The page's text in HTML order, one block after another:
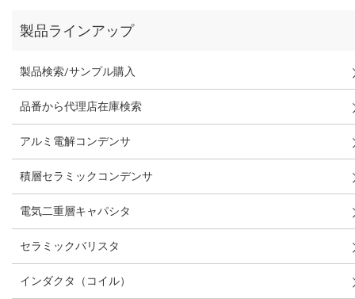
製品ラインアップ
製品検索/サンプル購入
品番から代理店在庫検索
アルミ電解コンデンサ
積層セラミックコンデンサ
電気二重層キャパシタ
セラミックバリスタ
インダクタ（コイル）